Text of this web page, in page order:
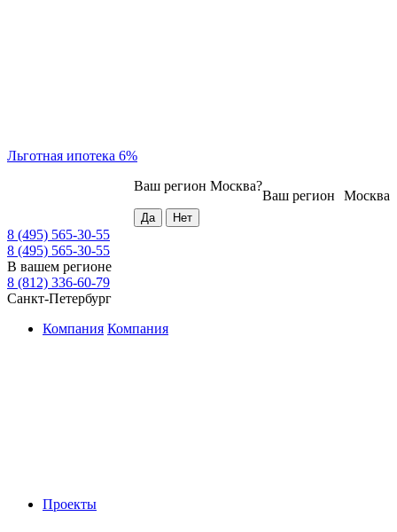
Льготная ипотека 6%
Москва
Ваш регион
Ваш регион Москва?
8 (495) 565-30-55
8 (495) 565-30-55
В вашем регионе
8 (812) 336-60-79
Санкт-Петербург
Компания Компания
Проекты